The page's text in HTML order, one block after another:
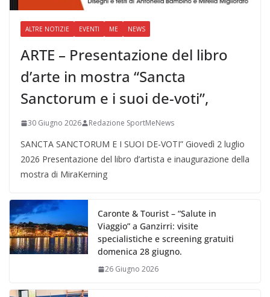
ALTRE NOTIZIE EVENTI ME NEWS
ARTE – Presentazione del libro
d’arte in mostra “Sancta
Sanctorum e i suoi de-voti”,
30 Giugno 2026 Redazione SportMeNews
SANCTA SANCTORUM E I SUOI DE-VOTI” Giovedì 2 luglio
2026 Presentazione del libro d’artista e inaugurazione della
mostra di MiraKerning
Caronte & Tourist – “Salute in
Viaggio” a Ganzirri: visite
specialistiche e screening gratuiti
domenica 28 giugno.
26 Giugno 2026